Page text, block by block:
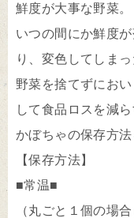
鮮度が大事な野菜。
いつの間にか鮮度
り、変色してしま
野菜を捨てずにお
して食品ロスを減
かぼちゃの保存方
【保存方法】
■常温■
（丸ごと１個の場合